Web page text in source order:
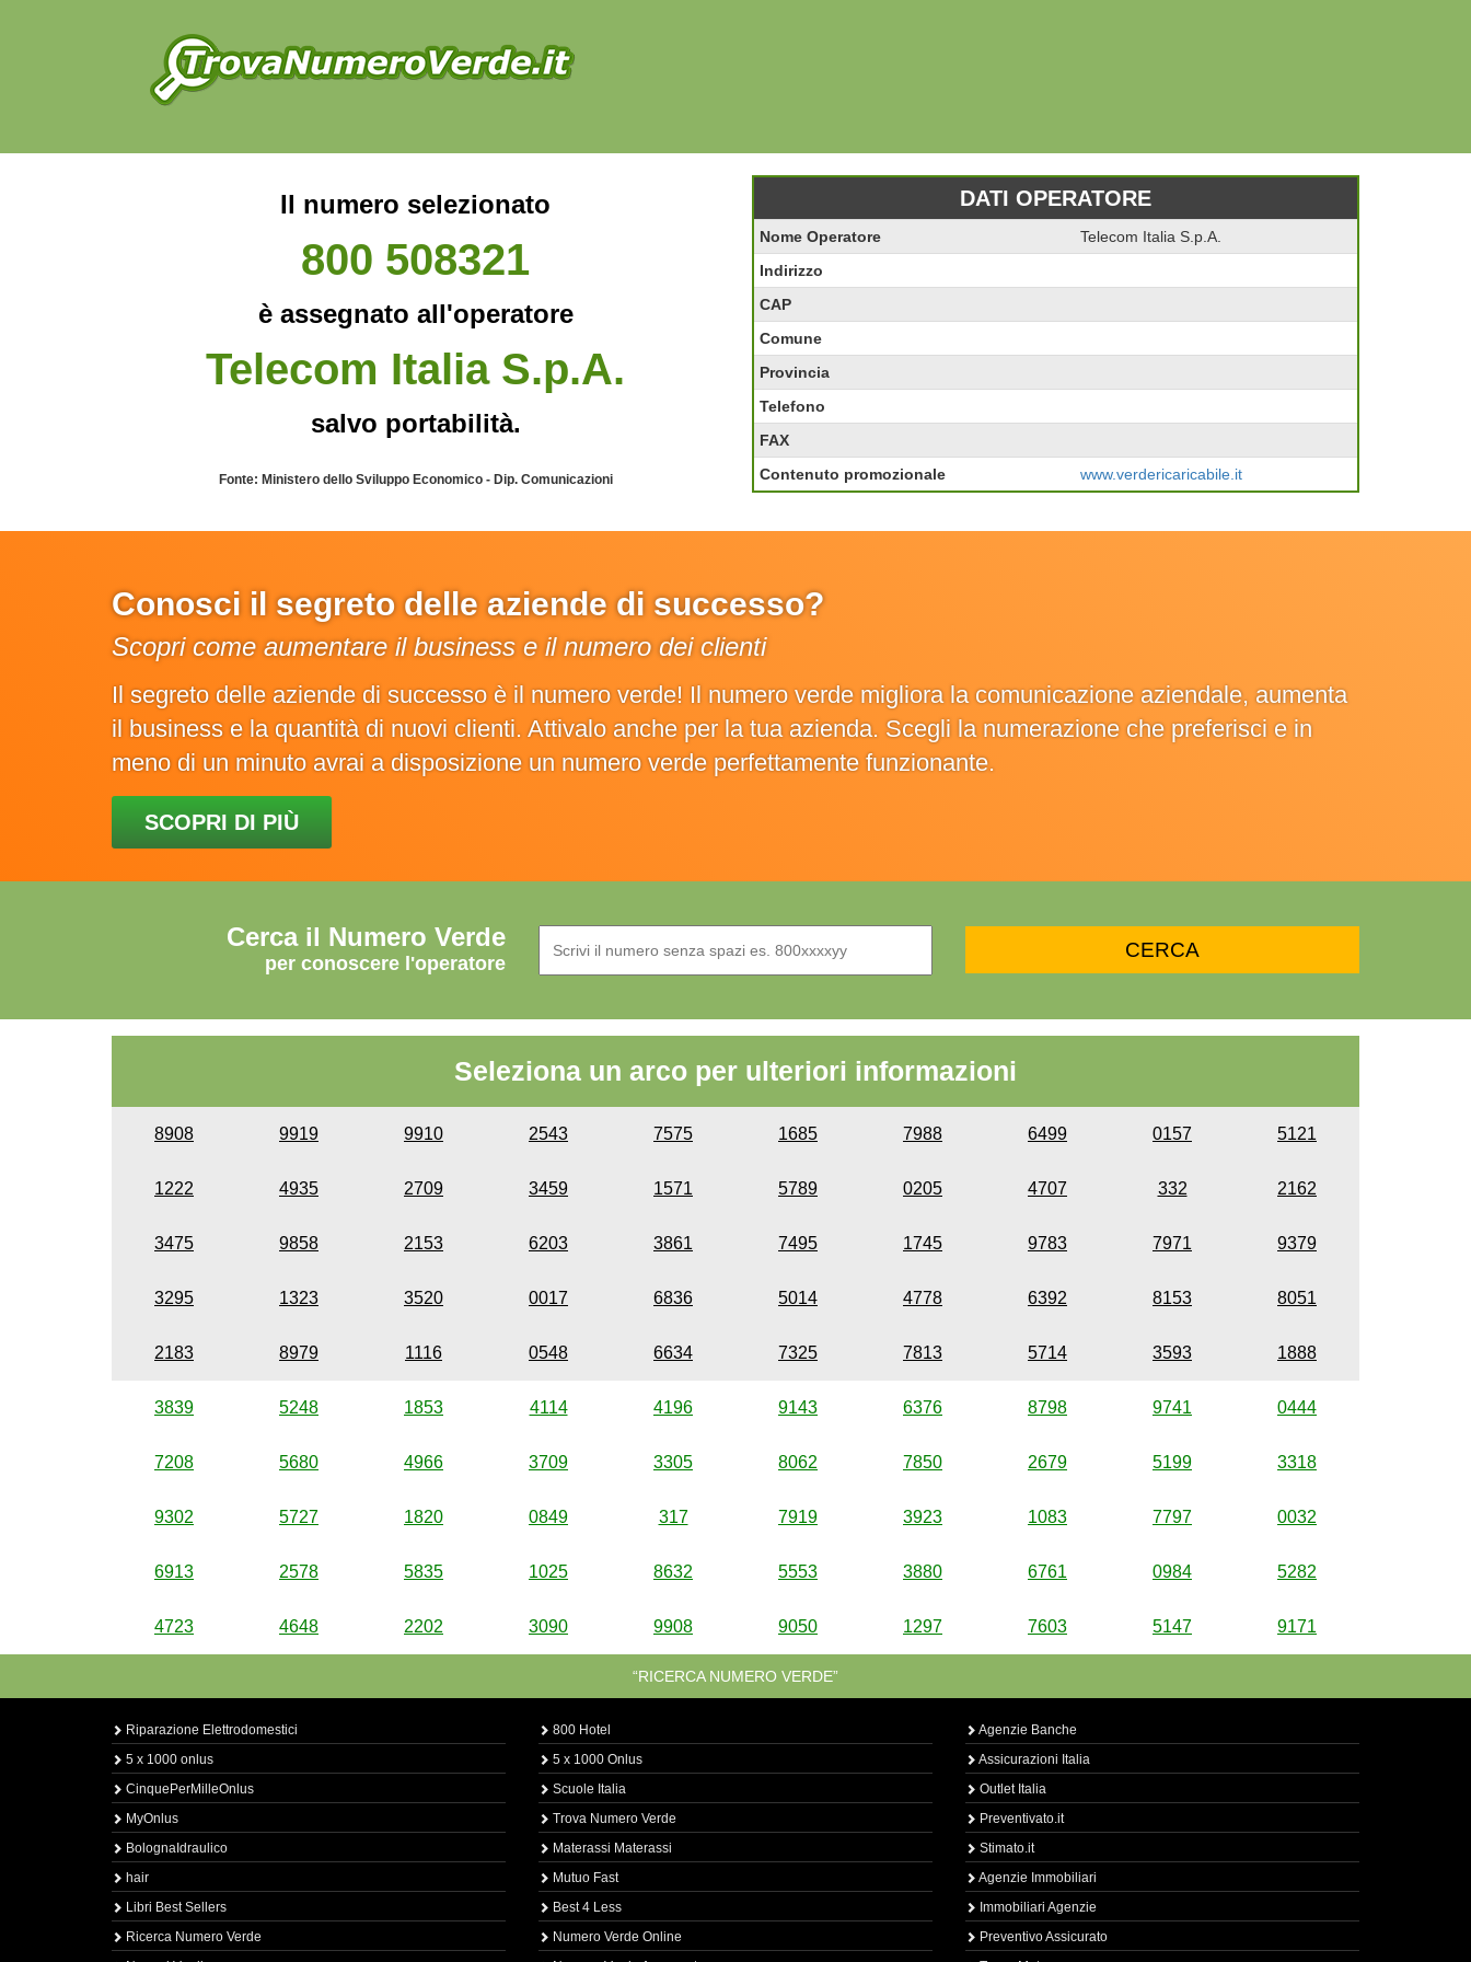
Il numero selezionato
800 508321
è assegnato all'operatore
Telecom Italia S.p.A.
salvo portabilità.
Fonte: Ministero dello Sviluppo Economico - Dip. Comunicazioni
DATI OPERATORE
Nome Operatore
Telecom Italia S.p.A.
Indirizzo
CAP
Comune
Provincia
Telefono
FAX
Contenuto promozionale
www.verdericaricabile.it
Conosci il segreto delle aziende di successo?
Scopri come aumentare il business e il numero dei clienti
Il segreto delle aziende di successo è il numero verde! Il numero verde migliora la comunicazione aziendale, aumenta
il business e la quantità di nuovi clienti. Attivalo anche per la tua azienda. Scegli la numerazione che preferisci e in
meno di un minuto avrai a disposizione un numero verde perfettamente funzionante.
SCOPRI DI PIÙ
Cerca il Numero Verde
per conoscere l'operatore
Seleziona un arco per ulteriori informazioni
8908 9919 9910 2543 7575 1685 7988 6499 0157 5121
1222 4935 2709 3459 1571 5789 0205 4707 332 2162
3475 9858 2153 6203 3861 7495 1745 9783 7971 9379
3295 1323 3520 0017 6836 5014 4778 6392 8153 8051
2183 8979 1116 0548 6634 7325 7813 5714 3593 1888
3839 5248 1853 4114 4196 9143 6376 8798 9741 0444
7208 5680 4966 3709 3305 8062 7850 2679 5199 3318
9302 5727 1820 0849 317 7919 3923 1083 7797 0032
6913 2578 5835 1025 8632 5553 3880 6761 0984 5282
4723 4648 2202 3090 9908 9050 1297 7603 5147 9171
“RICERCA NUMERO VERDE”
Riparazione Elettrodomestici
5 x 1000 onlus
CinquePerMilleOnlus
MyOnlus
BolognaIdraulico
hair
Libri Best Sellers
Ricerca Numero Verde
800 Hotel
5 x 1000 Onlus
Scuole Italia
Trova Numero Verde
Materassi Materassi
Mutuo Fast
Best 4 Less
Numero Verde Online
Agenzie Banche
Assicurazioni Italia
Outlet Italia
Preventivato.it
Stimato.it
Agenzie Immobiliari
Immobiliari Agenzie
Preventivo Assicurato